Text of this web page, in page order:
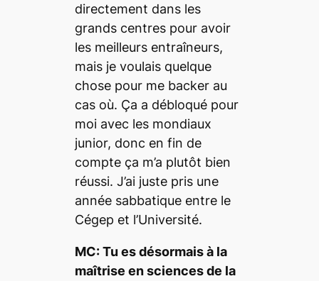
directement dans les
grands centres pour avoir
les meilleurs entraîneurs,
mais je voulais quelque
chose pour me backerau
cas où. Ça a débloqué pour
moi avec les mondiaux
junior, donc en fin de
compte ça m’a plutôt bien
réussi. J’ai juste pris une
année sabbatique entre le
Cégep et l’Université.
MC: Tu es désormais à la
maîtrise en sciences de la